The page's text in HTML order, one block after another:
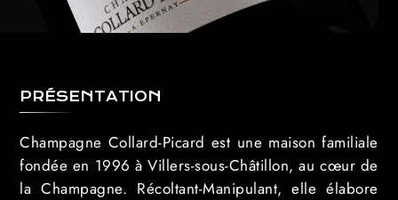
PRÉSENTATION
Champagne Collard-Picard est une maison familiale
fondée en 1996 à Villers-sous-Châtillon, au cœur de
la Champagne. Récoltant-Manipulant, elle élabore